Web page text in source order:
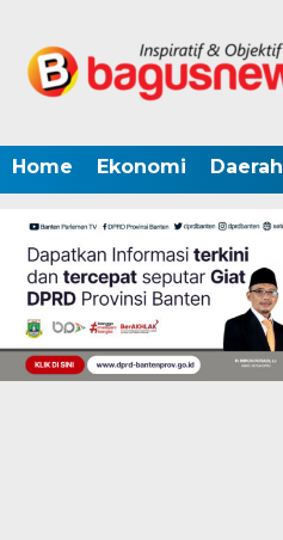
Home Ekonomi Daerah